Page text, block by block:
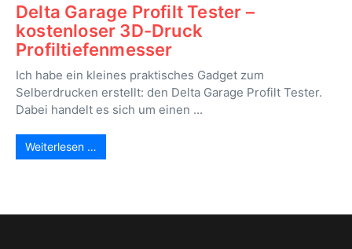
Delta Garage Profilt Tester –
kostenloser 3D-Druck
Profiltiefenmesser
Ich habe ein kleines praktisches Gadget zum
Selberdrucken erstellt: den Delta Garage Profilt Tester.
Dabei handelt es sich um einen ...
Weiterlesen …